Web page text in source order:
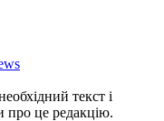
текст і
про це редакцію.